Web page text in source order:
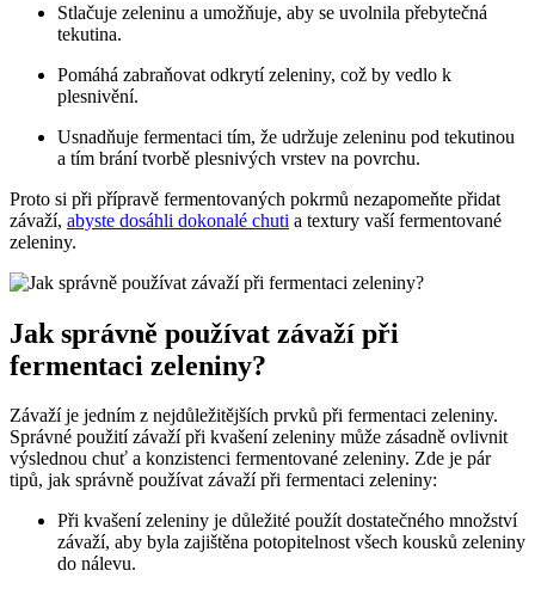
Stlačuje⁢ zeleninu a umožňuje, aby se uvolnila‌ přebytečná
tekutina.
Pomáhá zabraňovat odkrytí zeleniny, což by vedlo k
plesnivění.
Usnadňuje⁣ fermentaci‍ tím, že‍ udržuje zeleninu pod tekutinou
a tím brání​ tvorbě plesnivých vrstev na povrchu.
Proto si při přípravě fermentovaných pokrmů ⁣nezapomeňte přidat
závaží, abyste dosáhli dokonalé chuti a ​textury vaší fermentované
zeleniny.
Jak správně používat ⁣závaží při
⁣fermentaci ​zeleniny?
Závaží ⁣je jedním z nejdůležitějších ‍prvků při fermentaci zeleniny.
Správné použití závaží při kvašení zeleniny může zásadně ovlivnit
výslednou chuť ⁢a konzistenci fermentované zeleniny. Zde⁢ je ​pár
tipů, jak⁤ správně používat závaží při fermentaci zeleniny:
Při kvašení zeleniny je důležité použít dostatečného množství
závaží, aby byla zajištěna potopitelnost všech kousků zeleniny
do ⁤nálevu.